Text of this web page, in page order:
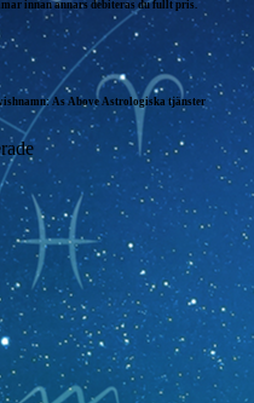
innan annars debiteras du fullt pris.
As Above Astrologiska tjänster